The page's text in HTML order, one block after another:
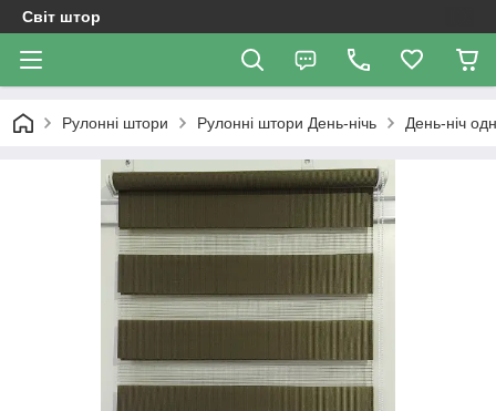
Світ штор
Рулонні штори Рулоннi штори День-нiчь День-ніч